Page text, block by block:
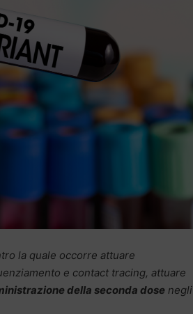
la quale occorre attuare
e contact tracing, attuare
della seconda dose negli